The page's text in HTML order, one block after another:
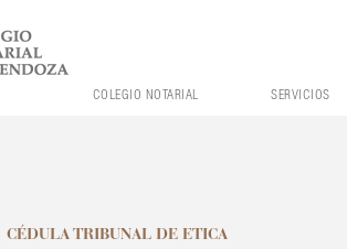
COLEGIO NOTARIAL SERVICIOS
CÉDULA TRIBUNAL DE ETICA